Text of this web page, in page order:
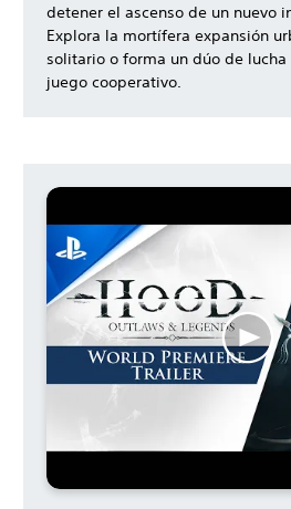
detener el ascenso de un nuevo
Explora la mortífera expansión
solitario o forma un dúo de
juego cooperativo.